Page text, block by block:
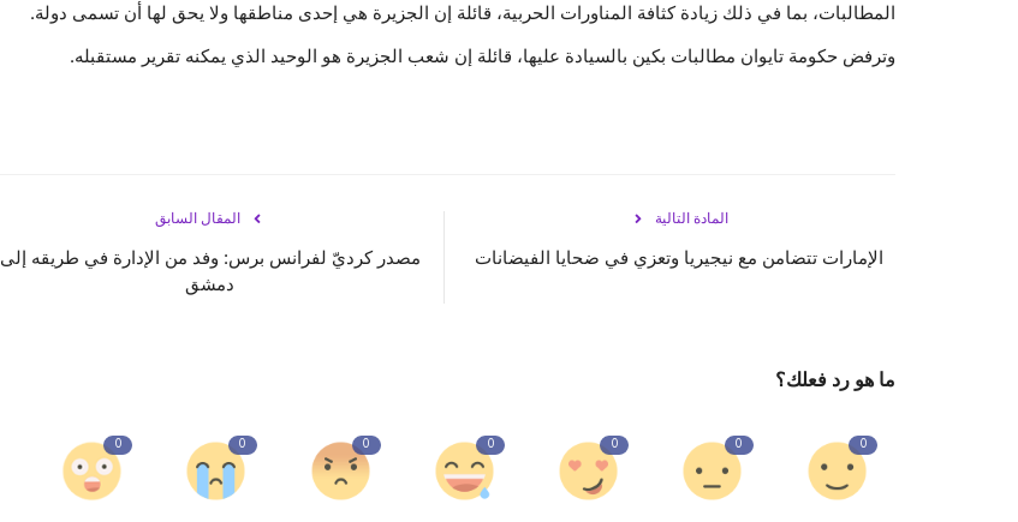
المطالبات، بما في ذلك زيادة كثافة المناورات الحربية، قائلة إن الجزيرة هي إحدى مناطقها ولا يحق لها أن تسمى دولة.
وترفض حكومة تايوان مطالبات بكين بالسيادة عليها، قائلة إن شعب الجزيرة هو الوحيد الذي يمكنه تقرير مستقبله.
المقال السابق
مصدر كرديّ لفرانس برس: وفد من الإدارة في طريقه إلى
دمشق
المادة التالية
الإمارات تتضامن مع نيجيريا وتعزي في ضحايا الفيضانات
ما هو رد فعلك؟
0
0
0
0
0
0
0